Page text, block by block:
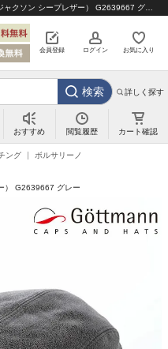
会員登録 ログイン お気に入り
検索 詳しく探す
おすすめ 閲覧履歴 カート確認
ング ボルサリーノ
） G2639667 グレー